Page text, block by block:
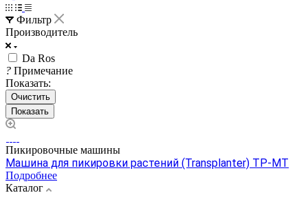
Фильтр
Производитель
Da Ros
? Примечание
Показать:
Очистить
Пикировочные машины
Машина для пикировки растений (Transplanter) TP-MT
Подробнее
Каталог